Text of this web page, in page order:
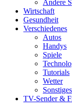
Andere
Wirtschaft
Gesundheit
Verschiedenes
Autos
Handys
Spiele
Tutorials
Wetter
Sonstiges
TV-Sender &